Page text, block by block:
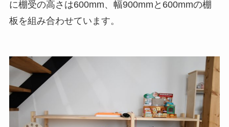
に棚受の高さは600mm、幅900mmと600mmの棚
板を組み合わせています。